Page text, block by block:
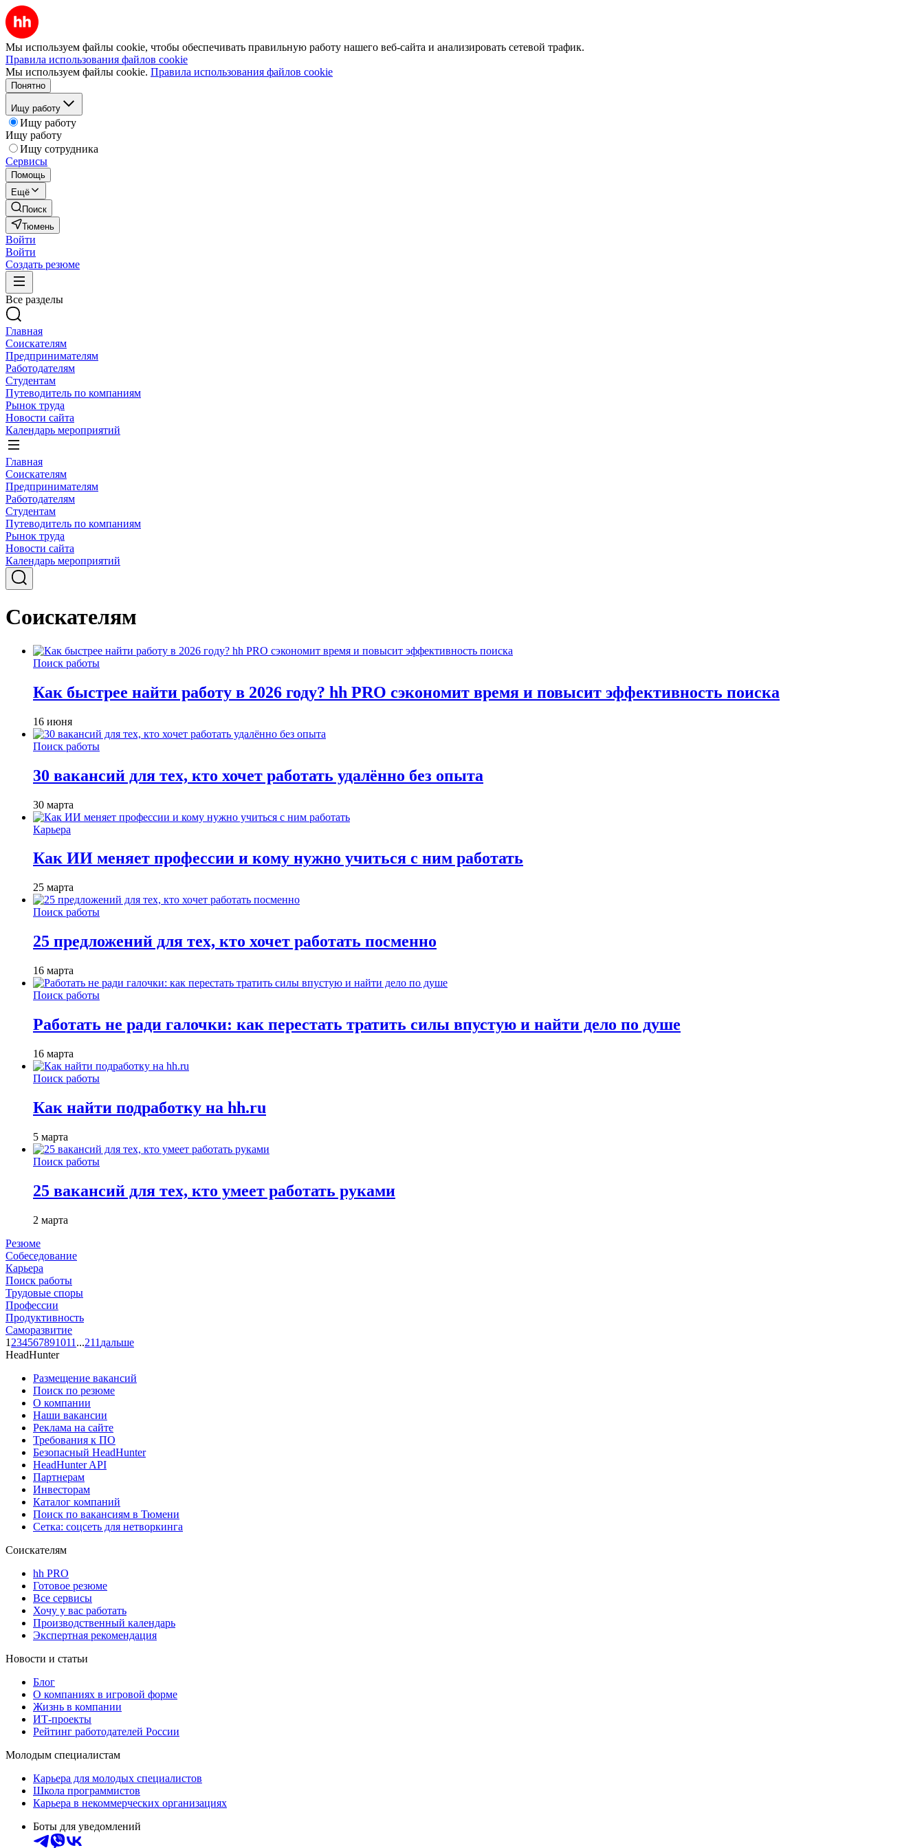
Мы используем файлы cookie, чтобы обеспечивать правильную работу нашего веб-сайта и анализировать сетевой трафик.
Правила использования файлов cookie
Мы используем файлы cookie. Правила использования файлов cookie
Понятно
Ищу работу
Ищу работу
Ищу работу
Ищу сотрудника
Сервисы
Помощь
Ещё
Поиск
Тюмень
Войти
Войти
Создать резюме
Все разделы
Главная
Соискателям
Предпринимателям
Работодателям
Студентам
Путеводитель по компаниям
Рынок труда
Новости сайта
Календарь мероприятий
Главная
Соискателям
Предпринимателям
Работодателям
Студентам
Путеводитель по компаниям
Рынок труда
Новости сайта
Календарь мероприятий
Соискателям
Поиск работы
Как быстрее найти работу в 2026 году? hh PRO сэкономит время и повысит эффективность поиска
16 июня
Поиск работы
30 вакансий для тех, кто хочет работать удалённо без опыта
30 марта
Карьера
Как ИИ меняет профессии и кому нужно учиться с ним работать
25 марта
Поиск работы
25 предложений для тех, кто хочет работать посменно
16 марта
Поиск работы
Работать не ради галочки: как перестать тратить силы впустую и найти дело по душе
16 марта
Поиск работы
Как найти подработку на hh.ru
5 марта
Поиск работы
25 вакансий для тех, кто умеет работать руками
2 марта
Резюме
Собеседование
Карьера
Поиск работы
Трудовые споры
Профессии
Продуктивность
Саморазвитие
1 234567891011 ...211 дальше
HeadHunter
Размещение вакансий
Поиск по резюме
О компании
Наши вакансии
Реклама на сайте
Требования к ПО
Безопасный HeadHunter
HeadHunter API
Партнерам
Инвесторам
Каталог компаний
Поиск по вакансиям в Тюмени
Сетка: соцсеть для нетворкинга
Соискателям
hh PRO
Готовое резюме
Все сервисы
Хочу у вас работать
Производственный календарь
Экспертная рекомендация
Новости и статьи
Блог
О компаниях в игровой форме
Жизнь в компании
ИТ-проекты
Рейтинг работодателей России
Молодым специалистам
Карьера для молодых специалистов
Школа программистов
Карьера в некоммерческих организациях
Боты для уведомлений